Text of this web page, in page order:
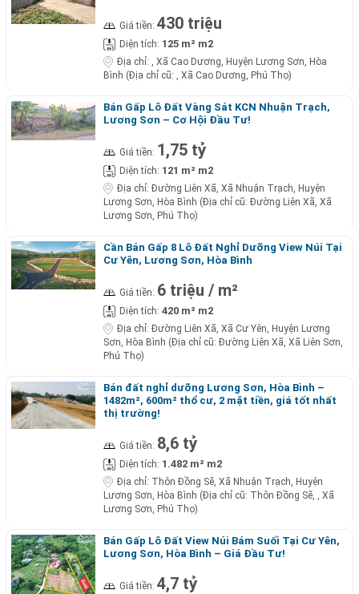
Giá tiền: 430 triệu
Diện tích: 125 m² m2
Địa chỉ:
, Xã Cao Dương, Huyện Lương Sơn, Hòa
Bình (Địa chỉ cũ: , Xã Cao Dương, Phú Thọ)
Bán Gấp Lô Đất Vàng Sát KCN Nhuận Trạch,
Lương Sơn – Cơ Hội Đầu Tư!
Giá tiền: 1,75 tỷ
Diện tích: 121 m² m2
Địa chỉ: Đường Liên Xã, Xã Nhuận Trạch, Huyện
Lương Sơn, Hòa Bình (Địa chỉ cũ: Đường Liên Xã, Xã
Lương Sơn, Phú Thọ)
Cần Bán Gấp 8 Lô Đất Nghỉ Dưỡng View Núi Tại
Cư Yên, Lương Sơn, Hòa Bình
Giá tiền: 6 triệu / m²
Diện tích: 420 m² m2
Địa chỉ: Đường Liên Xã, Xã Cư Yên, Huyện Lương
Sơn, Hòa Bình (Địa chỉ cũ: Đường Liên Xã, Xã Liên Sơn,
Phú Thọ)
Bán đất nghỉ dưỡng Lương Sơn, Hòa Bình –
1482m², 600m² thổ cư, 2 mặt tiền, giá tốt nhất
thị trường!
Giá tiền: 8,6 tỷ
Diện tích: 1.482 m² m2
Địa chỉ: Thôn Đồng Sẽ, Xã Nhuận Trạch, Huyện
Lương Sơn, Hòa Bình (Địa chỉ cũ: Thôn Đồng Sẽ, , Xã
Lương Sơn, Phú Thọ)
Bán Gấp Lô Đất View Núi Bám Suối Tại Cư Yên,
Lương Sơn, Hòa Bình – Giá Đầu Tư!
Giá tiền: 4,7 tỷ